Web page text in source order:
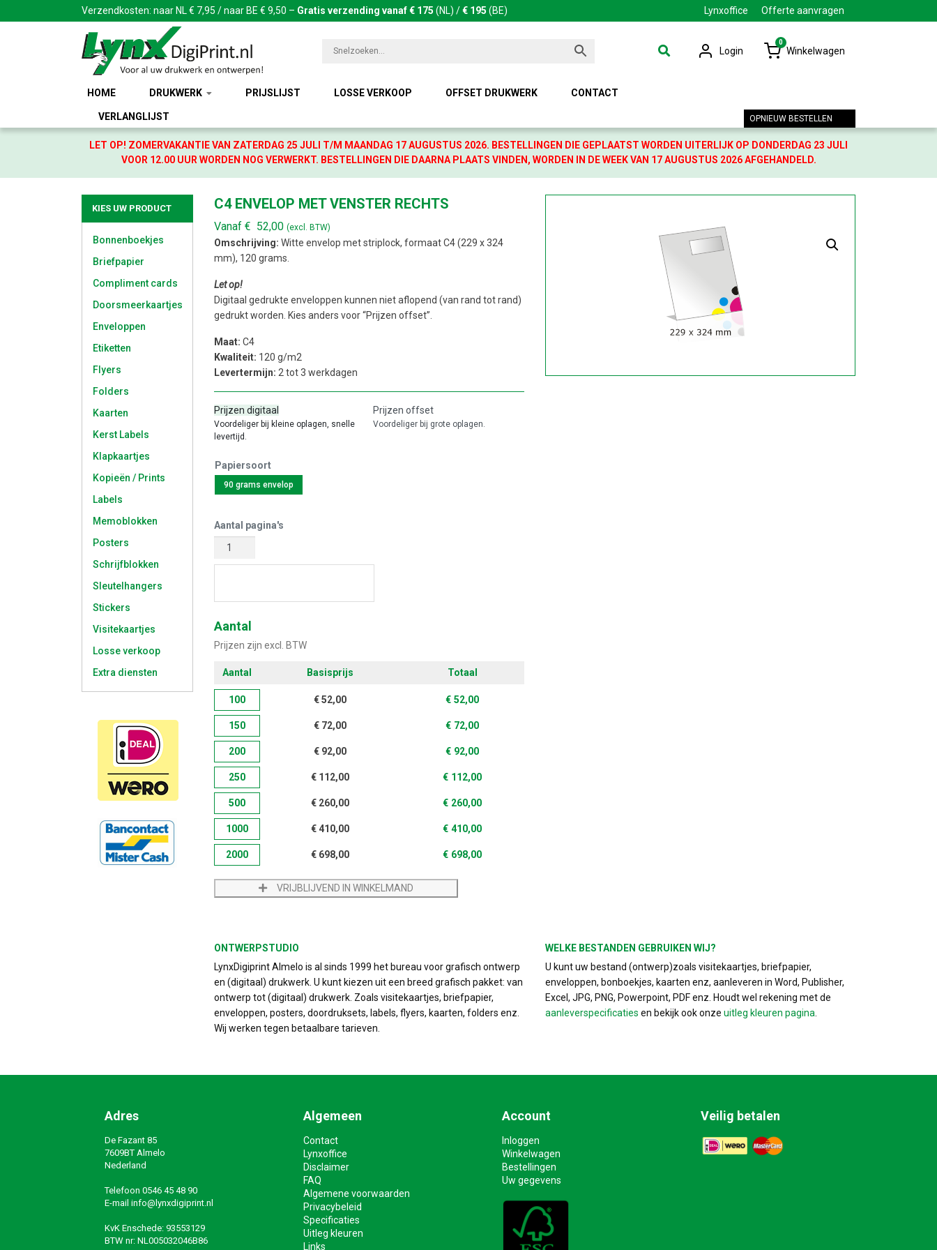
Verzendkosten: naar NL € 7,95 / naar BE € 9,50 – Gratis verzending vanaf € 175 (NL) /€ 195 (BE) Lynxoffice Offerte aanvragen
Login
0
Winkelwagen
HOME DRUKWERK PRIJSLIJST LOSSE VERKOOP OFFSET DRUKWERK CONTACT
VERLANGLIJST OPNIEUW BESTELLEN
LET OP! ZOMERVAKANTIE VAN ZATERDAG 25 JULI T/M MAANDAG 17 AUGUSTUS 2026. BESTELLINGEN DIE GEPLAATST WORDEN UITERLIJK OP DONDERDAG 23 JULI
VOOR 12.00 UUR WORDEN NOG VERWERKT. BESTELLINGEN DIE DAARNA PLAATS VINDEN, WORDEN IN DE WEEK VAN 17 AUGUSTUS 2026 AFGEHANDELD.
KIES UW PRODUCT
Bonnenboekjes
Briefpapier
Compliment cards
Doorsmeerkaartjes
Enveloppen
Etiketten
Flyers
Folders
Kaarten
Kerst Labels
Klapkaartjes
Kopieën / Prints
Labels
Memoblokken
Posters
Schrijfblokken
Sleutelhangers
Stickers
Visitekaartjes
Losse verkoop
Extra diensten
C4 ENVELOP MET VENSTER RECHTS
Vanaf € 52,00 (excl. BTW)
Omschrijving: Witte envelop met striplock, formaat C4 (229 x 324
mm), 120 grams.
Let op!
Digitaal gedrukte enveloppen kunnen niet aflopend (van rand tot rand)
gedrukt worden. Kies anders voor “Prijzen offset”.
Maat: C4
Kwaliteit: 120 g/m2
Levertermijn: 2 tot 3 werkdagen
Prijzen digitaal
Voordeliger bij kleine oplagen, snelle
levertijd.
Prijzen offset
Voordeliger bij grote oplagen.
Papiersoort
90 grams envelop
Aantal pagina's
Aantal
Prijzen zijn excl. BTW
Aantal Basisprijs Totaal
100 € 52,00 € 52,00
150 € 72,00 € 72,00
200 € 92,00 € 92,00
250 € 112,00 € 112,00
500 € 260,00 € 260,00
1000 € 410,00 € 410,00
2000 € 698,00 € 698,00
VRIJBLIJVEND IN WINKELMAND
ONTWERPSTUDIO
LynxDigiprint Almelo is al sinds 1999 het bureau voor grafisch ontwerp
en (digitaal) drukwerk. U kunt kiezen uit een breed grafisch pakket: van
ontwerp tot (digitaal) drukwerk. Zoals visitekaartjes, briefpapier,
enveloppen, posters, doordruksets, labels, flyers, kaarten, folders enz.
Wij werken tegen betaalbare tarieven.
WELKE BESTANDEN GEBRUIKEN WIJ?
U kunt uw bestand (ontwerp)zoals visitekaartjes, briefpapier,
enveloppen, bonboekjes, kaarten enz, aanleveren in Word, Publisher,
Excel, JPG, PNG, Powerpoint, PDF enz. Houdt wel rekening met de
aanleverspecificaties en bekijk ook onze uitleg kleuren pagina.
Adres
De Fazant 85
7609BT Almelo
Nederland
Telefoon 0546 45 48 90
E-mail info@lynxdigiprint.nl
KvK Enschede: 93553129
BTW nr: NL005032046B86
Algemeen
Contact
Lynxoffice
Disclaimer
FAQ
Algemene voorwaarden
Privacybeleid
Specificaties
Uitleg kleuren
Links
Account
Inloggen
Winkelwagen
Bestellingen
Uw gegevens
Veilig betalen